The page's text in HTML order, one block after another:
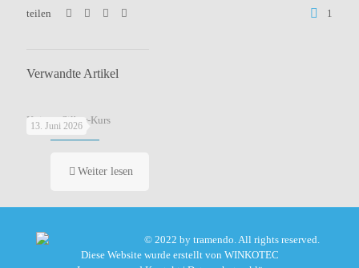
teilen 1
Verwandte Artikel
13. Juni 2026
Knigge-Silber-Kurs
Weiter lesen
© 2022 by tramendo. All rights reserved.
Diese Website wurde erstellt von WINKOTEC